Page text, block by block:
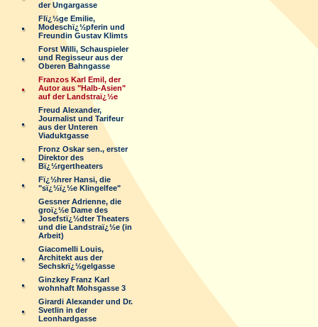
der Ungargasse
Flï¿½ge Emilie,
Modeschï¿½pferin und
Freundin Gustav Klimts
Forst Willi, Schauspieler
und Regisseur aus der
Oberen Bahngasse
Franzos Karl Emil, der
Autor aus "Halb-Asien"
auf der Landstraï¿½e
Freud Alexander,
Journalist und Tarifeur
aus der Unteren
Viaduktgasse
Fronz Oskar sen., erster
Direktor des
Bï¿½rgertheaters
Fï¿½hrer Hansi, die
"sï¿½ï¿½e Klingelfee"
Gessner Adrienne, die
groï¿½e Dame des
Josefstï¿½dter Theaters
und die Landstraï¿½e (in
Arbeit)
Giacomelli Louis,
Architekt aus der
Sechskrï¿½gelgasse
Ginzkey Franz Karl
wohnhaft Mohsgasse 3
Girardi Alexander und Dr.
Svetlin in der
Leonhardgasse